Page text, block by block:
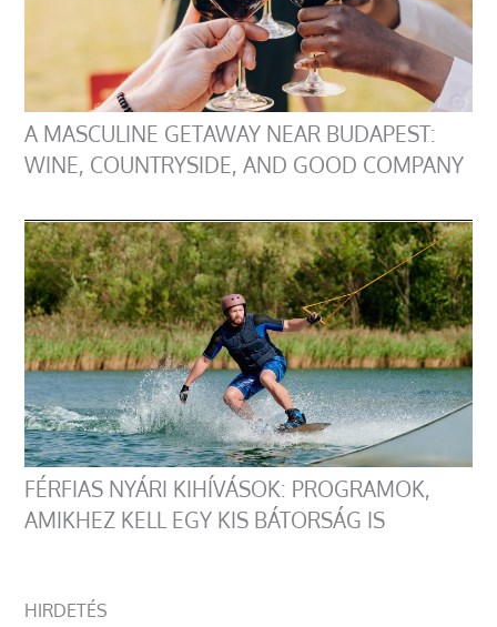
A MASCULINE GETAWAY NEAR BUDAPEST:
WINE, COUNTRYSIDE, AND GOOD COMPANY
FÉRFIAS NYÁRI KIHÍVÁSOK: PROGRAMOK,
AMIKHEZ KELL EGY KIS BÁTORSÁG IS
HIRDETÉS